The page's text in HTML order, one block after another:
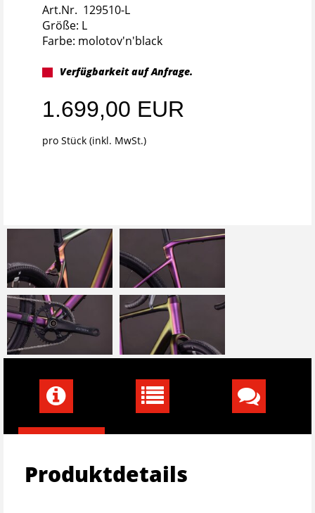
Art.Nr. 129510-L
Größe: L
Farbe: molotov'n'black
Verfügbarkeit auf Anfrage.
1.699,00 EUR
pro Stück (inkl. MwSt.)
Produktdetails